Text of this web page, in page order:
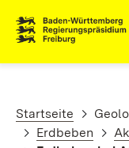
Startseite
Erdbeben